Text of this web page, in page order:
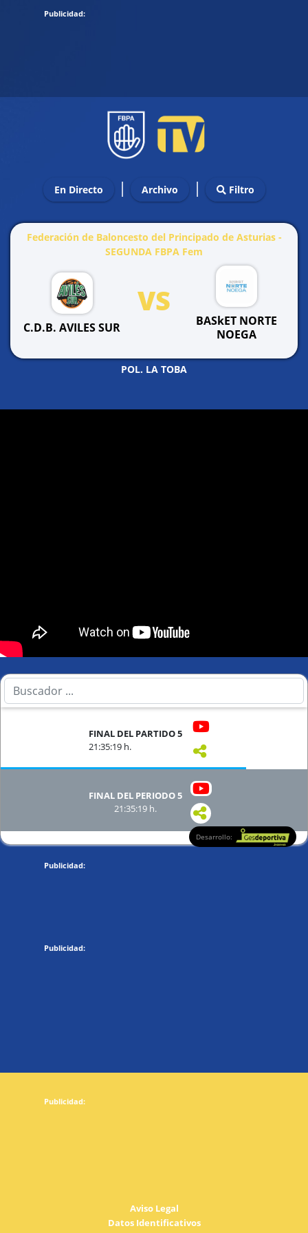
En Directo | Archivo | Filtro
Federación de Baloncesto del Principado de Asturias -
SEGUNDA FBPA Fem
C.D.B. AVILES SUR
VS
BASkET NORTE
NOEGA
POL. LA TOBA
Aviso Legal
Datos Identificativos